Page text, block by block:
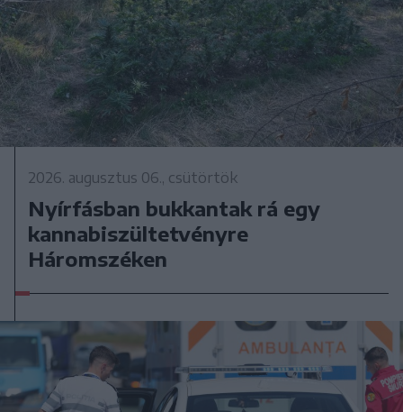
2026. augusztus 06., csütörtök
Nyírfásban bukkantak rá egy
kannabiszültetvényre
Háromszéken